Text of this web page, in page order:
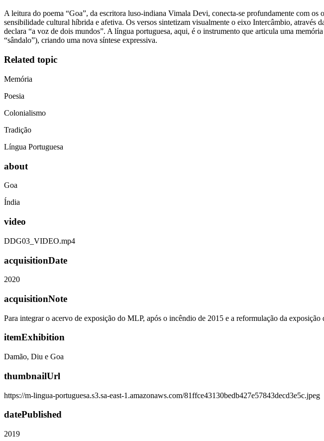
A leitura do poema “Goa”, da escritora luso-indiana Vimala Devi, conecta-se profundamente com
sensibilidade cultural híbrida e afetiva. Os versos sintetizam visualmente o eixo Intercâmbio, através
declara “a voz de dois mundos”. A língua portuguesa, aqui, é o instrumento que articula uma
“sândalo”), criando uma nova síntese expressiva.
Related topic
Memória
Poesia
Colonialismo
Tradição
Língua Portuguesa
about
Goa
Índia
video
DDG03_VIDEO.mp4
acquisitionDate
2020
acquisitionNote
Para integrar o acervo de exposição do MLP, após o incêndio de 2015 e a reformulação da exposição
itemExhibition
Damão, Diu e Goa
thumbnailUrl
https://m-lingua-portuguesa.s3.sa-east-1.amazonaws.com/81ffce43130bedb427e57843decd3e5c.jpeg
datePublished
2019